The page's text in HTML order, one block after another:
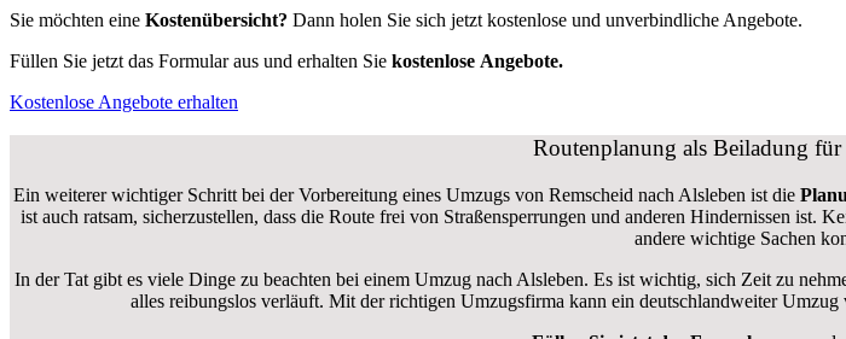
Sie möchten eine Kostenübersicht? Dann holen Sie sich jetzt kostenlose und unverbindliche Angebote.
Füllen Sie jetzt das Formular aus und erhalten Sie kostenlose Angebote.
Kostenlose Angebote erhalten
Routenplanung als Beiladung
Ein weiterer wichtiger Schritt bei der Vorbereitung eines Umzugs von Remscheid nach Alsleben ist die
ist auch ratsam, sicherzustellen, dass die Route frei von Straßensperrungen und anderen Hindernissen ist.
andere wichtige Sachen
In der Tat gibt es viele Dinge zu beachten bei einem Umzug nach Alsleben. Es ist wichtig, sich Zeit zu
alles reibungslos verläuft. Mit der richtigen Umzugsfirma kann ein deutschlandweiter